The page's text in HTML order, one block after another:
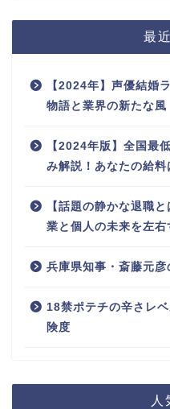
最
【2024年】声優結婚
物語と業界の新たな風
【2024年版】全国最
み解説！あなたの給料
【話題の静かな退職
業と個人の未来を左
兵庫県知事・斎藤元
18禁ポテチの辛さレ
険度
人